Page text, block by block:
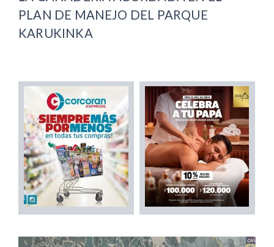
PLAN DE MANEJO DEL PARQUE
KARUKINKA